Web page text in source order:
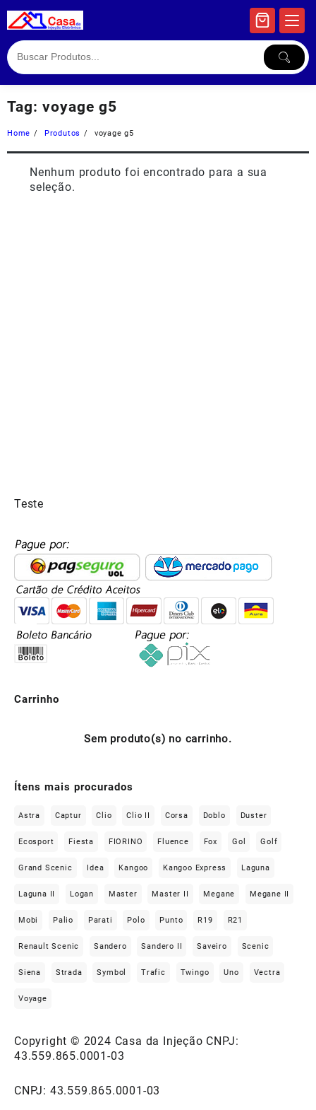
to
Tag: voyage g5
Home Produtos voyage g5
Nenhum produto foi encontrado para a sua
seleção.
Teste
Carrinho
Sem produto(s) no carrinho.
Ítens mais procurados
Astra Captur Clio Clio II Corsa Doblo Duster
Ecosport Fiesta FIORINO Fluence Fox Gol Golf
Grand Scenic Idea Kangoo Kangoo Express Laguna
Laguna II Logan Master Master II Megane Megane II
Mobi Palio Parati Polo Punto R19 R21
Renault Scenic Sandero Sandero II Saveiro Scenic
Siena Strada Symbol Trafic Twingo Uno Vectra
Voyage
Copyright © 2024 Casa da Injeção CNPJ:
43.559.865.0001-03
CNPJ: 43.559.865.0001-03